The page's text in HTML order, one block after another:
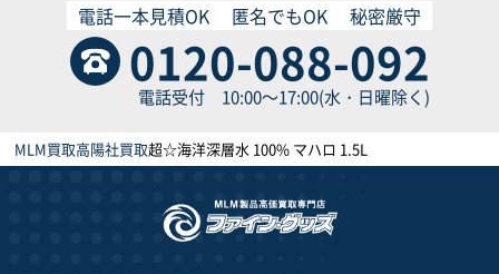
0120-088-092
電話受付 10:00～17:00(水・日曜除く)
電話一本見積OK 匿名でもOK 秘密厳守
MLM買取高陽社買取超☆海洋深層水 100% マハロ 1.5L